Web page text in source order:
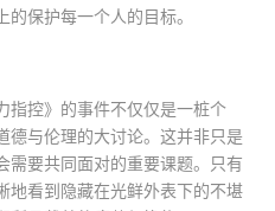
保护每一个人的目标。
指控》的事件不仅仅是一桩个
德与伦理的大讨论。这并非只是
需要共同面对的重要课题。只有
地看到隐藏在光鲜外表下的不堪